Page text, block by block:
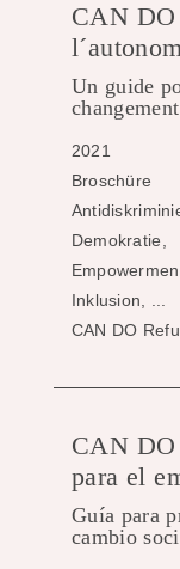
CAN DO
Un guide
2021
Broschüre
Demokratie,
Inklusion, ...
CAN DO
CAN DO
para el
Guía para
cambio